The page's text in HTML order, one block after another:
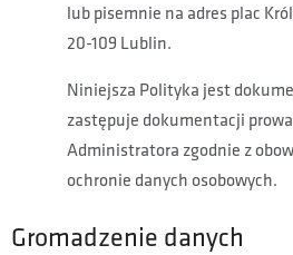
lub pisemnie na adres plac
20-109 Lublin.
Niniejsza Polityka jest
zastępuje dokumentacji
Administratora zgodnie z
ochronie danych osobowych.
Gromadzenie danych